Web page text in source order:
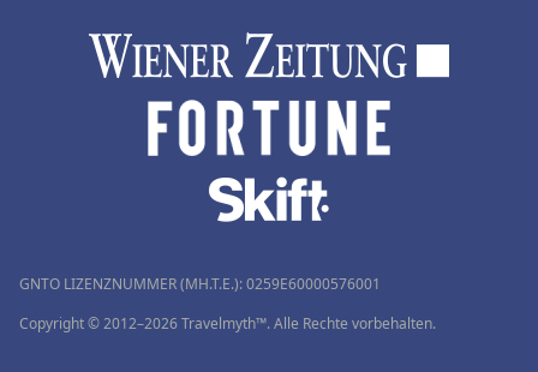
GNTO LIZENZNUMMER (MH.T.E.): 0259Ε60000576001
Copyright © 2012–2026 Travelmyth™. Alle Rechte vorbehalten.